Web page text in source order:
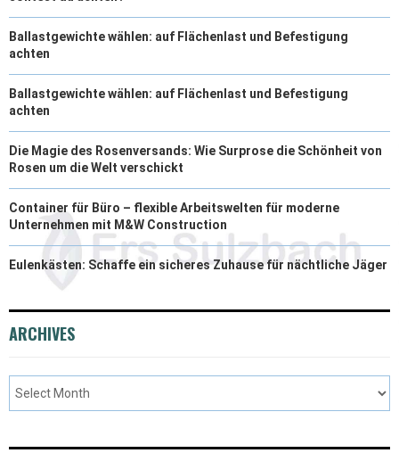
Ballastgewichte wählen: auf Flächenlast und Befestigung
achten
Ballastgewichte wählen: auf Flächenlast und Befestigung
achten
Die Magie des Rosenversands: Wie Surprose die Schönheit von
Rosen um die Welt verschickt
Container für Büro – flexible Arbeitswelten für moderne
Unternehmen mit M&W Construction
Eulenkästen: Schaffe ein sicheres Zuhause für nächtliche Jäger
ARCHIVES